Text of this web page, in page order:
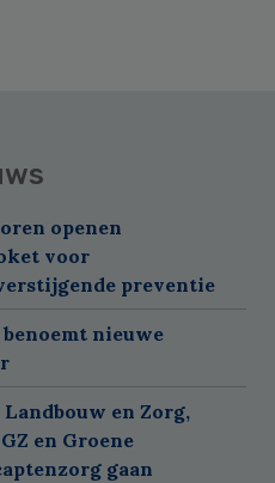
openen
voor
preventie
nieuwe
en Zorg,
en Groene
gaan